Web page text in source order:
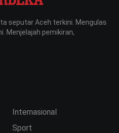
seputar Aceh terkini. Mengulas
Menjelajah pemikiran,
Internasional
Sport